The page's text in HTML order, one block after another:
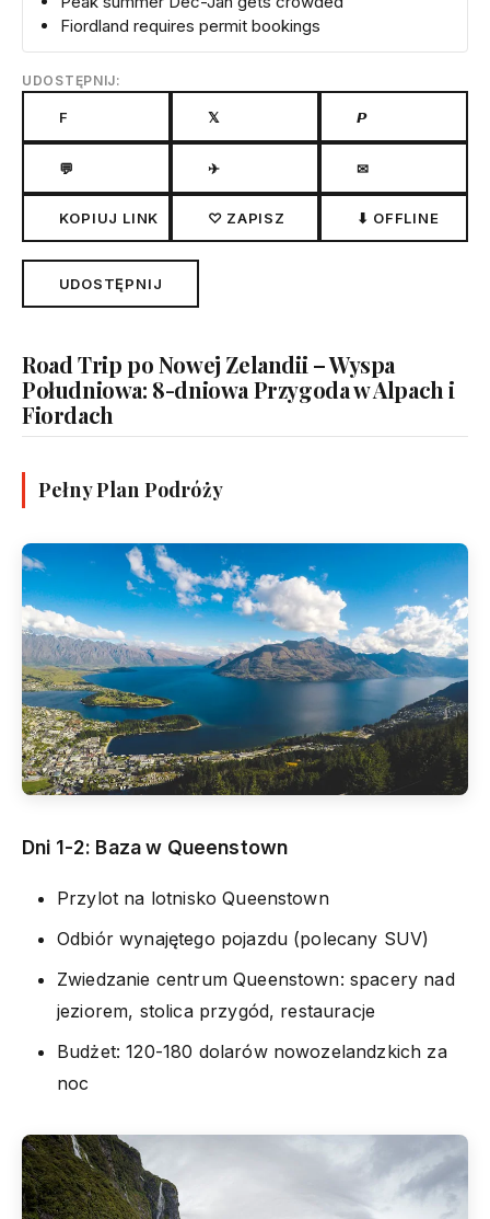
Fiordland requires permit bookings
UDOSTĘPNIJ:
F 𝕏 𝙋
💬 ✈ ✉
KOPIUJ LINK ♡ ZAPISZ ⬇ OFFLINE
UDOSTĘPNIJ
Road Trip po Nowej Zelandii – Wyspa
Południowa: 8-dniowa Przygoda w Alpach i
Fiordach
Pełny Plan Podróży
Dni 1-2: Baza w Queenstown
Przylot na lotnisko Queenstown
Odbiór wynajętego pojazdu (polecany SUV)
Zwiedzanie centrum Queenstown: spacery nad
jeziorem, stolica przygód, restauracje
Budżet: 120-180 dolarów nowozelandzkich za
noc